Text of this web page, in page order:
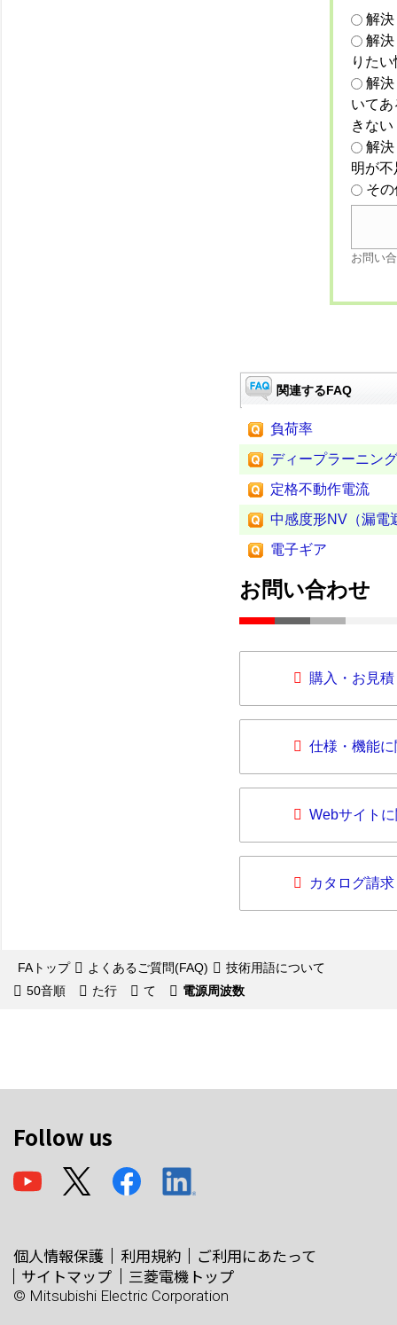
解
解
りた
解
いて
きない
解
明が
そ
お問い
関連するFAQ
負荷率
ディープラーニング
定格不動作電流
中感度形NV（漏電
電子ギア
お問い合わせ
購入・お見
仕様・機能
Webサイト
カタログ請求
FAトップ よくあるご質問(FAQ)
技術用語について
50音順
た行 て 電源周波数
Follow us
個人情報保護 利用規約
ご利用にあたって
サイトマップ
三菱電機トップ
© Mitsubishi Electric Corporation